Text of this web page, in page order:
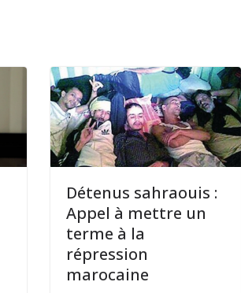
Détenus sahraouis :
Appel à mettre un
terme à la
répression
marocaine